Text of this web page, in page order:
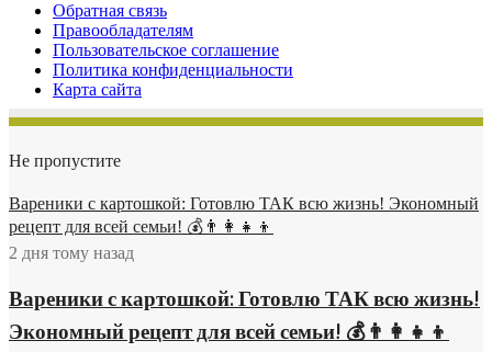
Обратная связь
Правообладателям
Пользовательское соглашение
Политика конфиденциальности
Карта сайта
Не пропустите
Вареники с картошкой: Готовлю ТАК всю жизнь! Экономный
рецепт для всей семьи! 💰👨👩👧👦
2 дня тому назад
Вареники с картошкой: Готовлю ТАК всю жизнь!
Экономный рецепт для всей семьи! 💰👨👩👧👦